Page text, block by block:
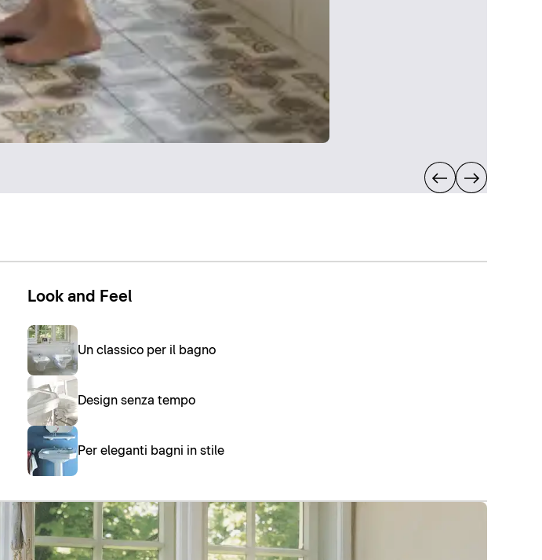
Look and Feel
Un classico per il bagno
Design senza tempo
Per eleganti bagni in stile